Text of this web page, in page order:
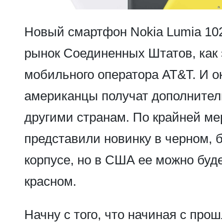
Новый смартфон Nokia Lumia
рынок Соединенных Штатов, как
мобильного оператора AT&T. И
американцы получат
другими странам. По крайней
представили новинку в черном,
корпусе, но в США ее можно
красном.
Начну с того, что начиная с